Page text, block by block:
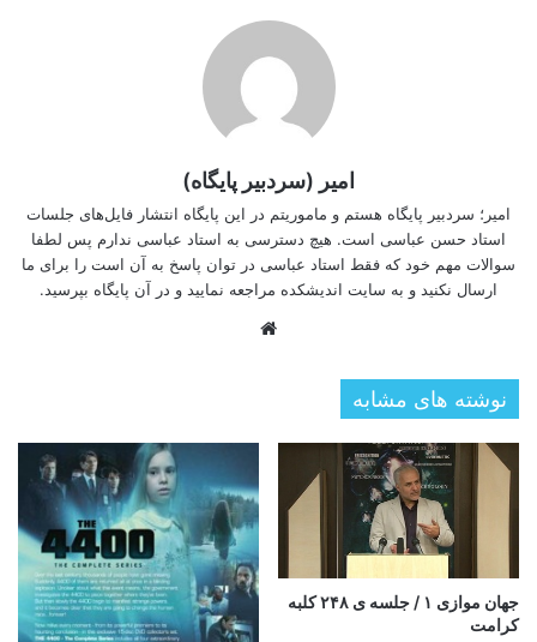
امیر (سردبیر پایگاه)
امیر؛ سردبیر پایگاه هستم و ماموریتم در این پایگاه انتشار فایل‌های جلسات
استاد حسن عباسی است. هیچ دسترسی به استاد عباسی ندارم پس لطفا
سوالات مهم خود که فقط استاد عباسی در توان پاسخ به آن است را برای ما
ارسال نکنید و به سایت اندیشکده مراجعه نمایید و در آن پایگاه بپرسید.
نوشته های مشابه
جهان موازی ۱ / جلسه ی ۲۴۸ کلبه
کرامت